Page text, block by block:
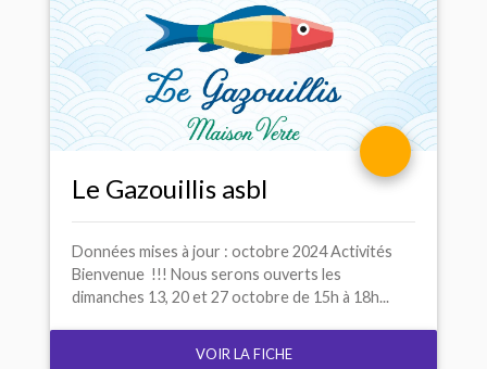
Le Gazouillis asbl
Données mises à jour : octobre 2024 Activités
Bienvenue !!! Nous serons ouverts les
dimanches 13, 20 et 27 octobre de 15h à 18h...
VOIR LA FICHE